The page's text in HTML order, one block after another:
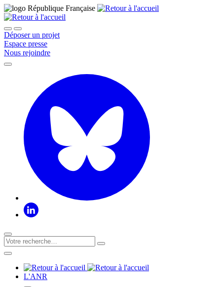
Déposer un projet
Espace presse
Nous rejoindre
L'ANR